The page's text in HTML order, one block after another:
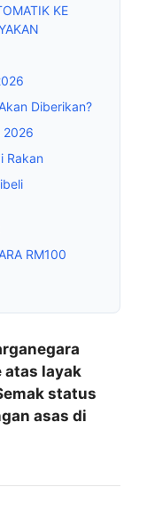
KE
Diberikan?
2026
Rakan
RM100
atas layak
status
asas di